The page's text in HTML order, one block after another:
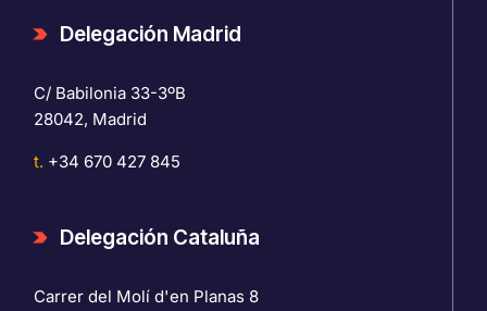
Delegación Madrid
C/ Babilonia 33-3ºB
28042, Madrid
t. +34 670 427 845
Delegación Cataluña
Carrer del Molí d'en Planas 8